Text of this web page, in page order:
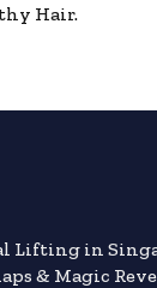
Hair.
Lifting in
& Magic